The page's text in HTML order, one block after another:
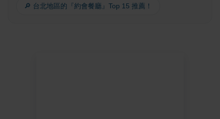
🔎 台北地區的『約會餐廳』Top 15 推薦！